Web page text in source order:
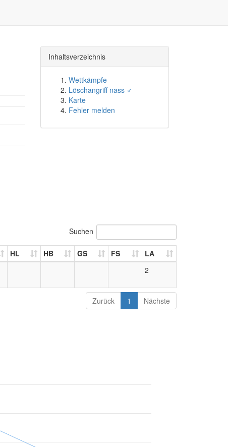
Inhaltsverzeichnis
Wettkämpfe
Löschangriff nass ♂
Karte
Fehler melden
Suchen
HL HB GS FS
LA
2
Zurück 1 Nächste